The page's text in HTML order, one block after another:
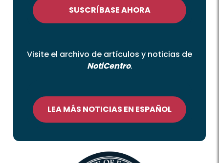
SUSCRÍBASE AHORA
Visite el archivo de artículos y noticias de
NotiCentro.
LEA MÁS NOTICIAS EN ESPAÑOL